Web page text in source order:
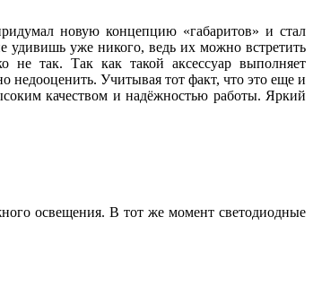
новую концепцию «габаритов» и стал
удивишь уже никого, ведь их можно встретить
не так. Так как такой аксессуар выполняет
Учитывая тот факт, что это еще и
качеством и надёжностью работы. Яркий
освещения. В тот же момент светодиодные